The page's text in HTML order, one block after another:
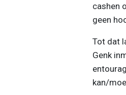
cashen
geen
Tot dat
Genk
kan/